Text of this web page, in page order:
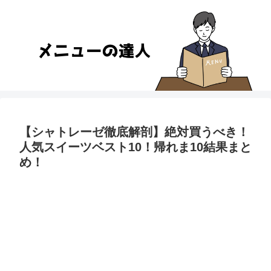
【シャトレーゼ徹底解剖】絶対買うべき！
人気スイーツベスト10！帰れま10結果まと
め！